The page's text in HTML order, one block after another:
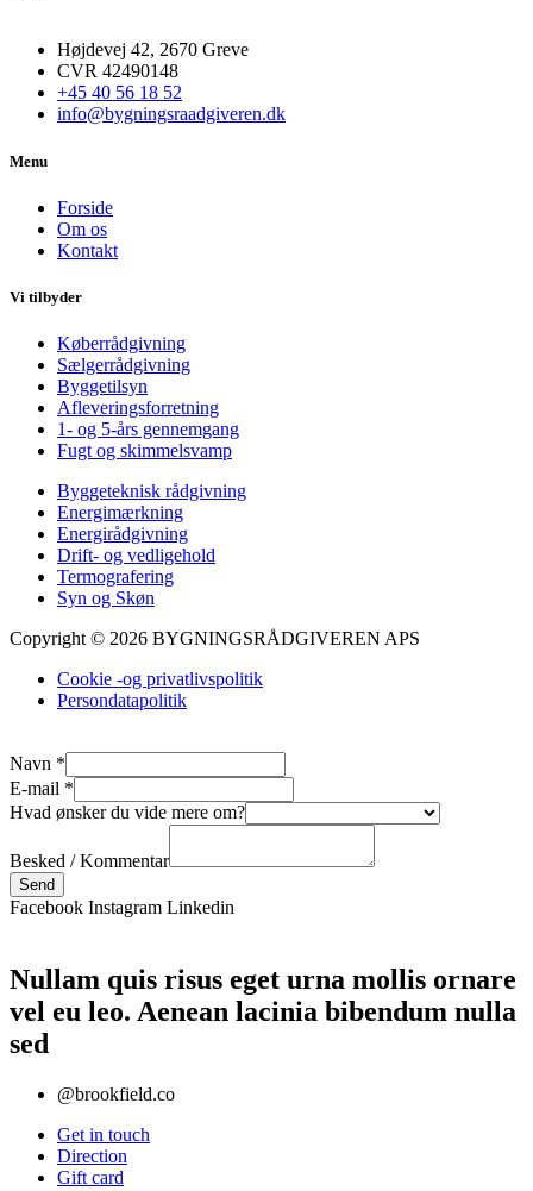
Højdevej 42, 2670 Greve
CVR 42490148
+45 40 56 18 52
info@bygningsraadgiveren.dk
Menu
Forside
Om os
Kontakt
Vi tilbyder
Køberrådgivning
Sælgerrådgivning
Byggetilsyn
Afleveringsforretning
1- og 5-års gennemgang
Fugt og skimmelsvamp
Byggeteknisk rådgivning
Energimærkning
Energirådgivning
Drift- og vedligehold
Termografering
Syn og Skøn
Copyright © 2026 BYGNINGSRÅDGIVEREN APS​
Cookie -og privatlivspolitik
Persondatapolitik
Navn *
E-mail *
Hvad ønsker du vide mere om?
Besked / Kommentar
Send
Facebook Instagram Linkedin
Nullam quis risus eget urna mollis ornare
vel eu leo. Aenean lacinia bibendum nulla
sed
@brookfield.co
Get in touch
Direction
Gift card